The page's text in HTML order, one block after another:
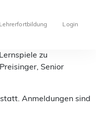
Lehrerfortbildung Login
zu
Senior
Anmeldungen sind